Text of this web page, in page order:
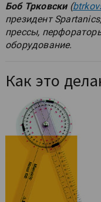
Боб Трковски(
президент
прессы,
оборудование.
Как это